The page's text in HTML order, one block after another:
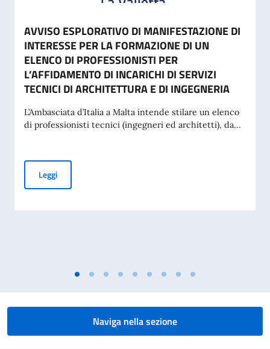
AVVISO ESPLORATIVO DI MANIFESTAZIONE DI
INTERESSE PER LA FORMAZIONE DI UN
ELENCO DI PROFESSIONISTI PER
L’AFFIDAMENTO DI INCARICHI DI SERVIZI
TECNICI DI ARCHITETTURA E DI INGEGNERIA
L’Ambasciata d’Italia a Malta intende stilare un elenco
di professionisti tecnici (ingegneri ed architetti), da...
LeggiAVVISO ESPLORATIVO DI MANIFESTAZIONE DI
Naviga nella sezione